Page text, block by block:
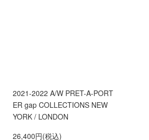
2021-2022 A/W PRET-A-PORT
ER gap COLLECTIONS NEW
YORK / LONDON
26,400円(税込)